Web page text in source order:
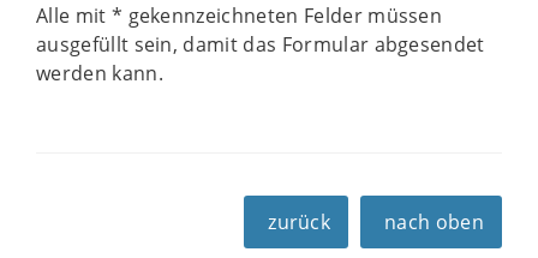
Alle mit * gekennzeichneten Felder müssen
ausgefüllt sein, damit das Formular abgesendet
werden kann.
zurück nach oben